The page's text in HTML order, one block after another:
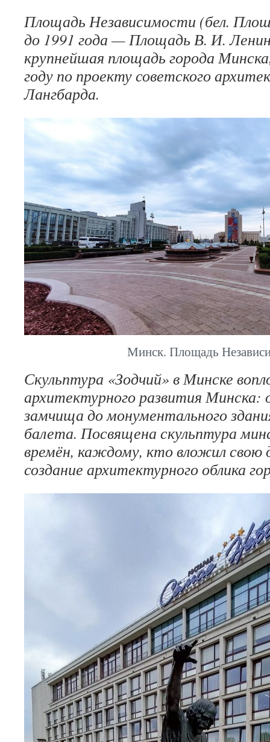
Площадь Независимости (бел.
до 1991 года — Площадь В. И.
крупнейшая площадь города
году по проекту советского
Лангбарда.
Минск. Площадь
Скульптура «Зодчий» в Минске
архитектурного развития Минска:
замчища до монументального
балета. Посвящена скульптура
времён, каждому, кто вложил свою
создание архитектурного облика